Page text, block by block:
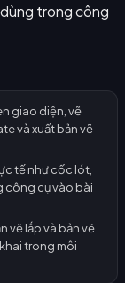
trong công
giao diện, vẽ
và xuất bản vẽ
tế như cốc lót,
công cụ vào bài
vẽ lắp và bản vẽ
trong môi